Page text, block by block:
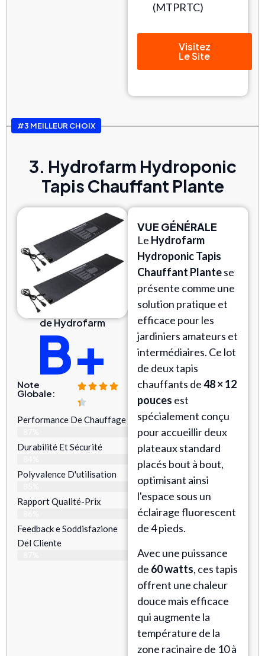
(MTPRTC)
Visitez
Le Site
#3 MEILLEUR CHOIX
3. Hydrofarm Hydroponic
Tapis Chauffant Plante
de Hydrofarm
B+
Note
Globale:
Performance De Chauffage
Durabilité Et Sécurité
Polyvalence D'utilisation
Rapport Qualité-Prix
Feedback e Soddisfazione
Del Cliente
VUE GÉNÉRALE
Le Hydrofarm
Hydroponic Tapis
Chauffant Plantese
présente comme une
solution pratique et
efficace pour les
jardiniers amateurs et
intermédiaires. Ce lot
de deux tapis
chauffants de48 × 12
pouces est
spécialement conçu
pour accueillir deux
plateaux standard
placés bout à bout,
optimisant ainsi
l'espace sous un
éclairage fluorescent
de 4 pieds.
Avec une puissance
de 60 watts, ces tapis
offrent une chaleur
douce mais efficace
qui augmente la
température de la
zone racinaire de 10 à